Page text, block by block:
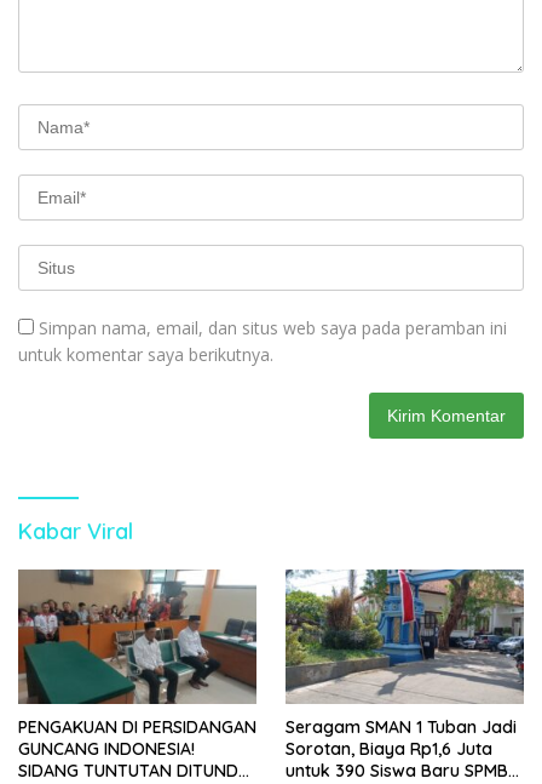
Simpan nama, email, dan situs web saya pada peramban ini
untuk komentar saya berikutnya.
Kabar Viral
PENGAKUAN DI PERSIDANGAN
GUNCANG INDONESIA!
SIDANG TUNTUTAN DITUNDA,
Seragam SMAN 1 Tuban Jadi
Sorotan, Biaya Rp1,6 Juta
untuk 390 Siswa Baru SPMB